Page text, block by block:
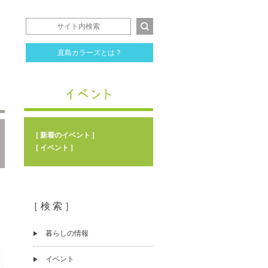
直島カラーズとは？
[ 新着のイベント ]
[ イベント ]
［ 検 索 ］
暮らしの情報
イベント